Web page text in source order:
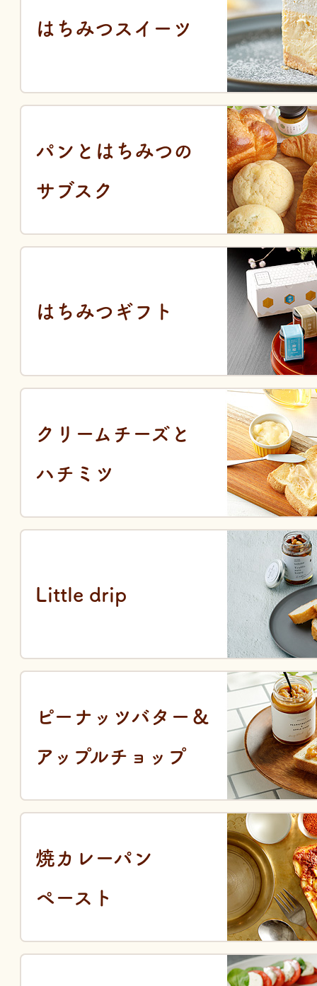
はちみつスイーツ
パンとはちみつの
サブスク
はちみつギフト
クリームチーズと
ハチミツ
Little drip
ピーナッツバター＆
アップルチョップ
焼カレーパン
ペースト